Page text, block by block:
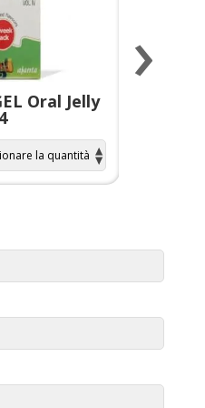
Oral Jelly
4
›